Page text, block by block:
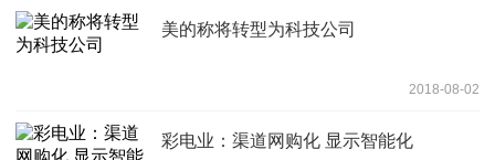
美的称将转型为科技公司
2018-08-02
彩电业：渠道网购化 显示智能化